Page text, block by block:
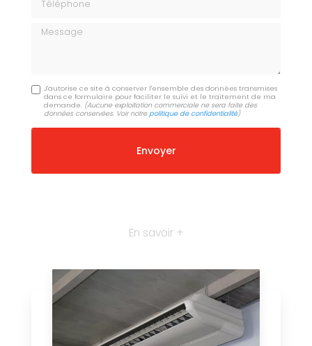
Message
J'autorise ce site à conserver l'ensemble des données transmises
dans ce formulaire pour faciliter le suivi et le traitement de ma
demande. (Aucune exploitation commerciale ne sera faite des
données conservées. Voir notrepolitique de confidentialité)
En savoir +